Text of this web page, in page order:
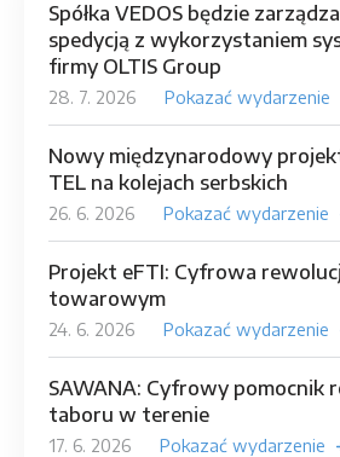
Spółka VEDOS będzie
spedycją z wykorzystaniem
firmy OLTIS Group
28. 7. 2026 Pokazać wydarzenie
Nowy międzynarodowy
TEL na kolejach serbskich
26. 6. 2026 Pokazać wydarzenie
Projekt eFTI: Cyfrowa
towarowym
24. 6. 2026 Pokazać wydarzenie
SAWANA: Cyfrowy pomocnik
taboru w terenie
17. 6. 2026 Pokazać wydarzenie